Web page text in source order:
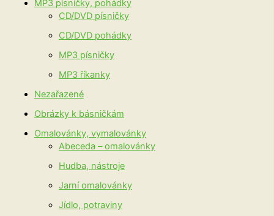
MP3 písničky, pohádky
CD/DVD písničky
CD/DVD pohádky
MP3 písničky
MP3 říkanky
Nezařazené
Obrázky k básničkám
Omalovánky, vymalovánky
Abeceda – omalovánky
Hudba, nástroje
Jarní omalovánky
Jídlo, potraviny